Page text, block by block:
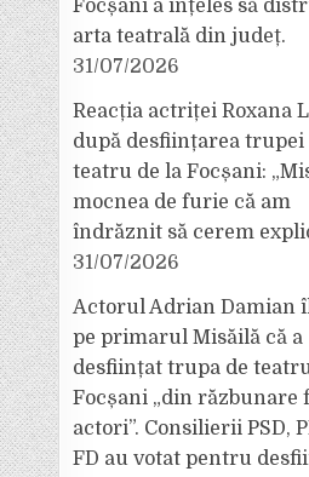
Focșani a înțeles să
arta teatrală din județ.
31/07/2026
Reacția actriței Roxana
după desființarea trupei
teatru de la Focșani:
mocnea de furie că am
îndrăznit să cerem
31/07/2026
Actorul Adrian Damian
pe primarul Misăilă că a
desființat trupa de
Focșani „din răzbunare
actori”. Consilierii PSD,
FD au votat pentru